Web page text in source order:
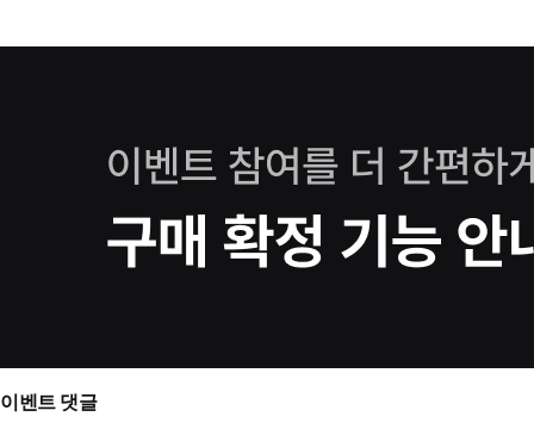
이벤트 댓글